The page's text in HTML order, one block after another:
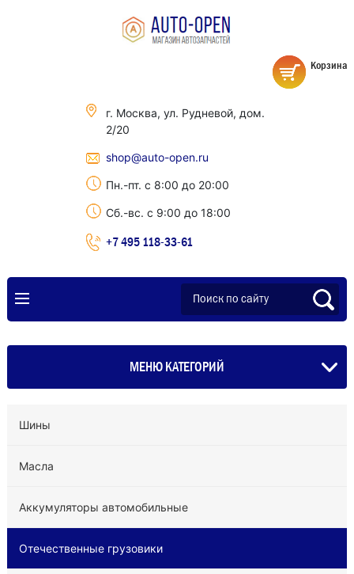
г. Москва, ул. Рудневой, дом.
2/20
shop@auto-open.ru
Пн.-пт. с 8:00 до 20:00
Сб.-вс. с 9:00 до 18:00
+7 495 118-33-61
Корзина
МЕНЮ КАТЕГОРИЙ
Шины
Масла
Аккумуляторы автомобильные
Отечественные грузовики